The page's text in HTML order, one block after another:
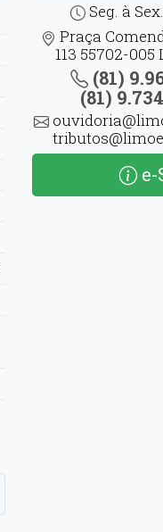
Seg. à
Praça
113 55702-005
(81)
(81)
e-